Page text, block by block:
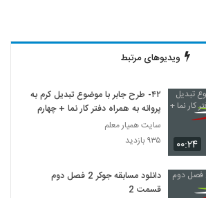
ویدیوهای مرتبط
۰۰:۲۴
۴۲- طرح جابر با موضوع تبدیل کرم به
پروانه به همراه دفتر کار نما + چهارم
سایت همیار معلم
۹۳۵ بازدید
دانلود مسابقه جوکر 2 فصل دوم
قسمت 2